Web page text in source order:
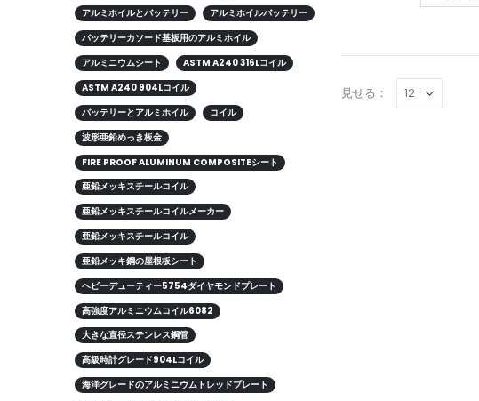
見せる：
アルミホイルとバッテリー
アルミホイルバッテリー
バッテリーカソード基板用のアルミホイル
アルミニウムシート
ASTM A240 316Lコイル
ASTM A240 904Lコイル
バッテリーとアルミホイル
コイル
波形亜鉛めっき板金
FIRE PROOF ALUMINUM COMPOSITEシート
亜鉛メッキスチールコイル
亜鉛メッキスチールコイルメーカー
亜鉛メッキスチールコイル
亜鉛メッキ鋼の屋根板シート
ヘビーデューティー5754ダイヤモンドプレート
高強度アルミニウムコイル6082
大きな直径ステンレス鋼管
高級時計グレード904Lコイル
海洋グレードのアルミニウムトレッドプレート